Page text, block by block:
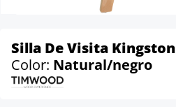
Silla De Visita Kingston
Color: Natural/negro